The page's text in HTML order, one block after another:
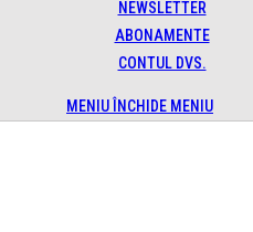
NEWSLETTER
ABONAMENTE
CONTUL DVS.
MENIU ÎNCHIDE MENIU